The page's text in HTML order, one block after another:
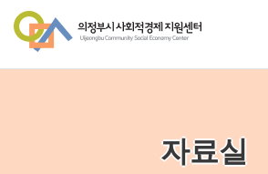
자료실